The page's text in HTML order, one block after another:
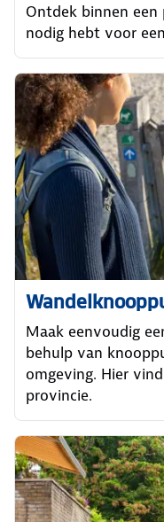
Ontdek binnen een
nodig hebt voor
Maak eenvoudig
behulp van
omgeving. Hier
provincie.